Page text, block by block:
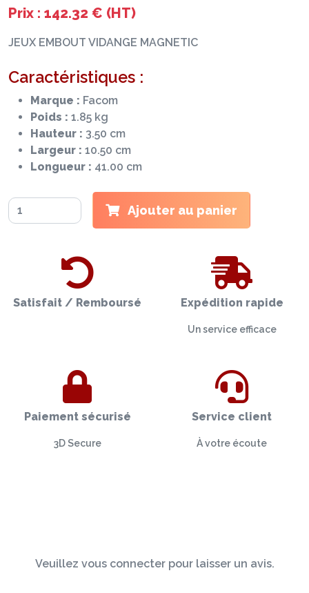
Prix : 142.32 € (HT)
JEUX EMBOUT VIDANGE MAGNETIC
Caractéristiques :
Marque : Facom
Poids : 1.85 kg
Hauteur : 3.50 cm
Largeur : 10.50 cm
Longueur : 41.00 cm
Ajouter au panier
Satisfait / Remboursé Expédition rapide
Un service efficace
Paiement sécurisé
3D Secure
Service client
À votre écoute
Veuillez vous connecter pour laisser un avis.